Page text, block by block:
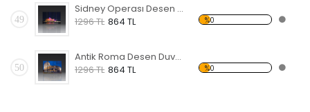
49
Sidney Operası Desen Duvar Panosu
1296 TL 864 TL %0
50
Antik Roma Desen Duvar Panosu
1296 TL 864 TL %0